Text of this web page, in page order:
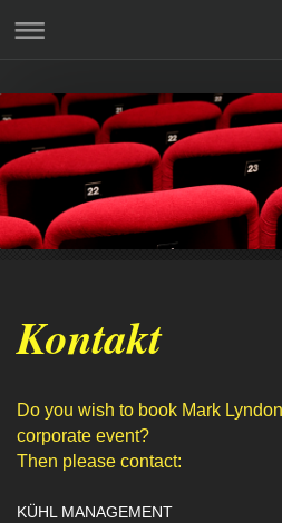
Kontakt
Do you wish to book Mark
corporate event?
Then please contact:
KÜHL MANAGEMENT